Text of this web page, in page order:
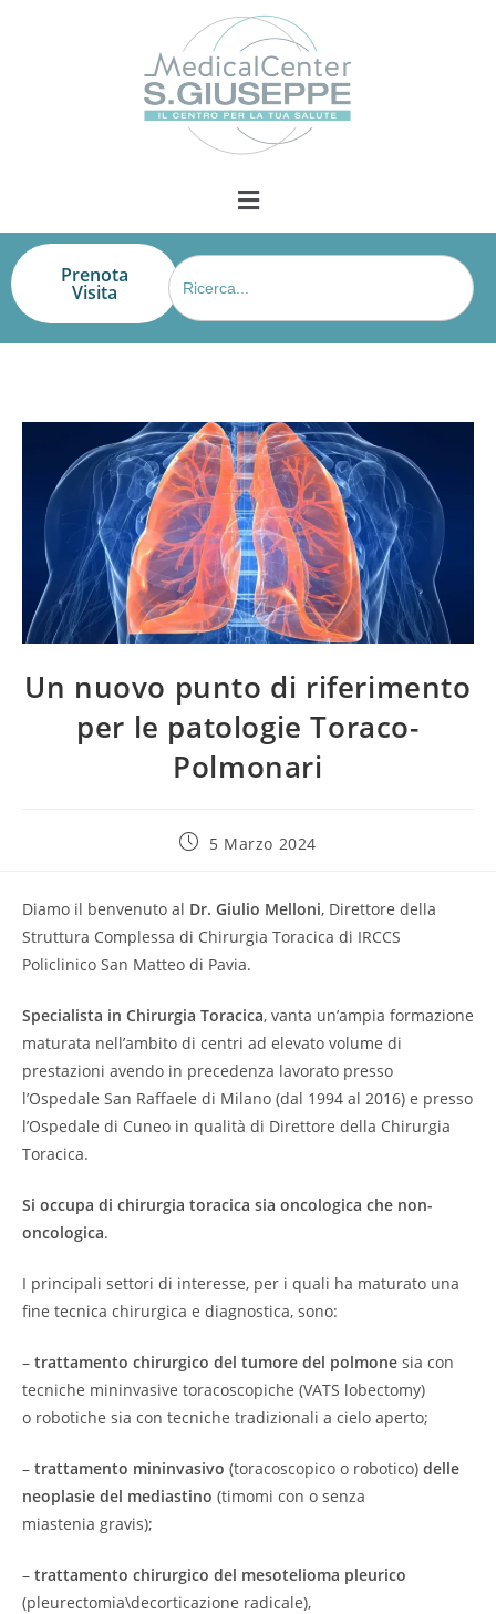
Prenota
Visita
Search
for:
Un nuovo punto di riferimento
per le patologie Toraco-
Polmonari
5 Marzo 2024
Diamo il benvenuto al Dr. Giulio Melloni, Direttore della
Struttura Complessa di Chirurgia Toracica di IRCCS
Policlinico San Matteo di Pavia.
Specialista in Chirurgia Toracica, vanta un’ampia formazione
maturata nell’ambito di centri ad elevato volume di
prestazioni avendo in precedenza lavorato presso
l’Ospedale San Raffaele di Milano (dal 1994 al 2016) e presso
l’Ospedale di Cuneo in qualità di Direttore della Chirurgia
Toracica.
Si occupa di chirurgia toracica sia oncologica che non-
oncologica.
I principali settori di interesse, per i quali ha maturato una
fine tecnica chirurgica e diagnostica, sono:
– trattamento chirurgico del tumore del polmone sia con
tecniche mininvasive toracoscopiche (VATS lobectomy)
o robotiche sia con tecniche tradizionali a cielo aperto;
– trattamento mininvasivo (toracoscopico o robotico) delle
neoplasie del mediastino (timomi con o senza
miastenia gravis);
– trattamento chirurgico del mesotelioma pleurico
(pleurectomia\decorticazione radicale),